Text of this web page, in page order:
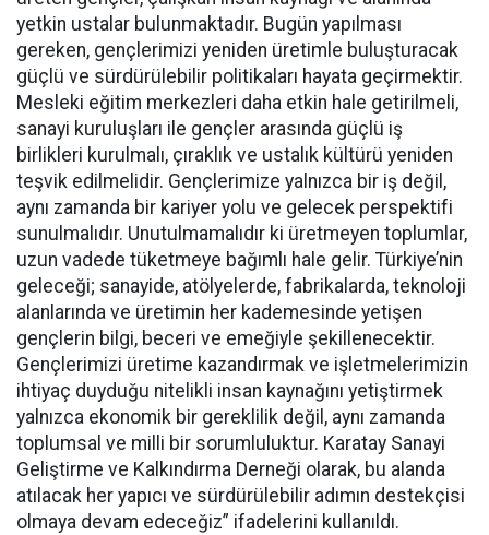
yetkin ustalar bulunmaktadır. Bugün yapılması
gereken, gençlerimizi yeniden üretimle buluşturacak
güçlü ve sürdürülebilir politikaları hayata geçirmektir.
Mesleki eğitim merkezleri daha etkin hale getirilmeli,
sanayi kuruluşları ile gençler arasında güçlü iş
birlikleri kurulmalı, çıraklık ve ustalık kültürü yeniden
teşvik edilmelidir. Gençlerimize yalnızca bir iş değil,
aynı zamanda bir kariyer yolu ve gelecek perspektifi
sunulmalıdır. Unutulmamalıdır ki üretmeyen toplumlar,
uzun vadede tüketmeye bağımlı hale gelir. Türkiye’nin
geleceği; sanayide, atölyelerde, fabrikalarda, teknoloji
alanlarında ve üretimin her kademesinde yetişen
gençlerin bilgi, beceri ve emeğiyle şekillenecektir.
Gençlerimizi üretime kazandırmak ve işletmelerimizin
ihtiyaç duyduğu nitelikli insan kaynağını yetiştirmek
yalnızca ekonomik bir gereklilik değil, aynı zamanda
toplumsal ve milli bir sorumluluktur. Karatay Sanayi
Geliştirme ve Kalkındırma Derneği olarak, bu alanda
atılacak her yapıcı ve sürdürülebilir adımın destekçisi
olmaya devam edeceğiz” ifadelerini kullanıldı.